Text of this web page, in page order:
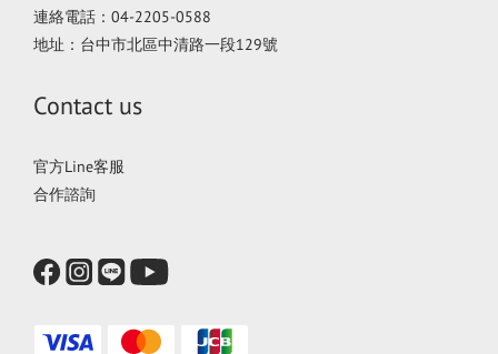
連絡電話：04-2205-0588
地址：台中市北區中清路一段129號
Contact us
官方Line客服
合作諮詢